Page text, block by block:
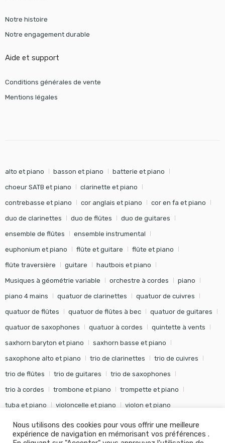
Notre histoire
Notre engagement durable
Aide et support
Conditions générales de vente
Mentions légales
alto et piano basson et piano batterie et piano
choeur SATB et piano clarinette et piano
contrebasse et piano cor anglais et piano cor en fa et piano
duo de clarinettes duo de flûtes duo de guitares
ensemble de flûtes ensemble instrumental
euphonium et piano flûte et guitare flûte et piano
flûte traversière guitare hautbois et piano
Musiques à géométrie variable orchestre à cordes piano
piano 4 mains quatuor de clarinettes quatuor de cuivres
quatuor de flûtes quatuor de flûtes à bec quatuor de guitares
quatuor de saxophones quatuor à cordes quintette à vents
saxhorn baryton et piano saxhorn basse et piano
saxophone alto et piano trio de clarinettes trio de cuivres
trio de flûtes trio de guitares trio de saxophones
trio à cordes trombone et piano trompette et piano
tuba et piano violoncelle et piano violon et piano
Nous utilisons des cookies pour vous offrir une meilleure
expérience de navigation en mémorisant vos préférences .